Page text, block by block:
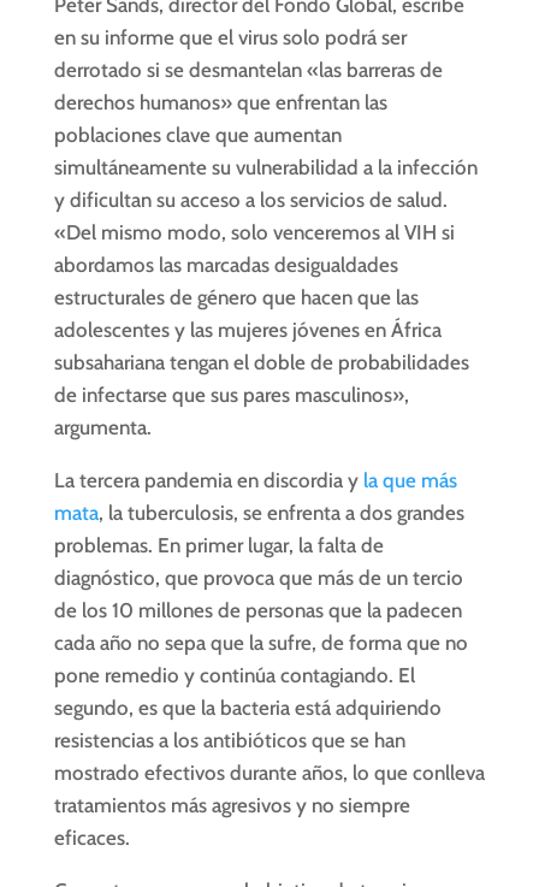
Peter Sands, director del Fondo Global, escribe
en su informe que el virus solo podrá ser
derrotado si se desmantelan «las barreras de
derechos humanos» que enfrentan las
poblaciones clave que aumentan
simultáneamente su vulnerabilidad a la infección
y dificultan su acceso a los servicios de salud.
«Del mismo modo, solo venceremos al VIH si
abordamos las marcadas desigualdades
estructurales de género que hacen que las
adolescentes y las mujeres jóvenes en África
subsahariana tengan el doble de probabilidades
de infectarse que sus pares masculinos»,
argumenta.
La tercera pandemia en discordia y la que más
mata, la tuberculosis, se enfrenta a dos grandes
problemas. En primer lugar, la falta de
diagnóstico, que provoca que más de un tercio
de los 10 millones de personas que la padecen
cada año no sepa que la sufre, de forma que no
pone remedio y continúa contagiando. El
segundo, es que la bacteria está adquiriendo
resistencias a los antibióticos que se han
mostrado efectivos durante años, lo que conlleva
tratamientos más agresivos y no siempre
eficaces.